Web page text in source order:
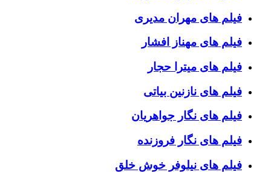
فیلم های مهران مدیری
فیلم های مهناز افشار
فیلم های میترا حجار
فیلم های نازنین بیاتی
فیلم های نگار جواهریان
فیلم های نگار فروزنده
فیلم های نیلوفر خوش خلق